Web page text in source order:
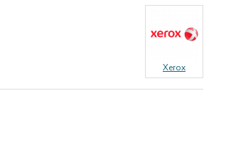
Xerox